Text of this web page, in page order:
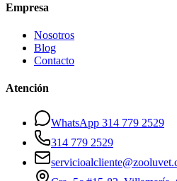
Empresa
Nosotros
Blog
Contacto
Atención
WhatsApp 314 779 2529
314 779 2529